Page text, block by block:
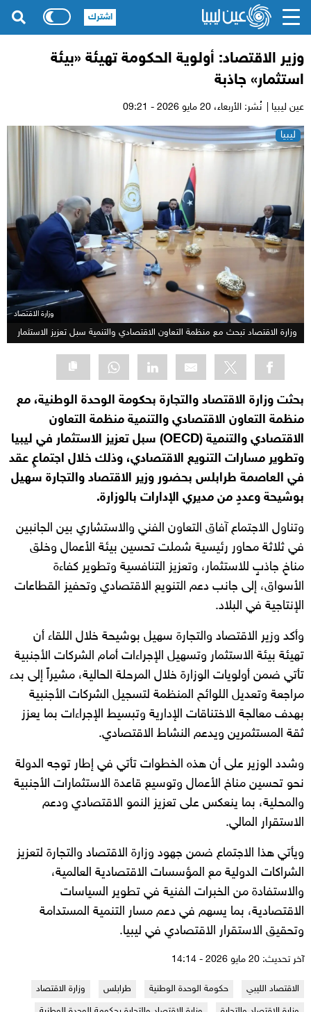
وزير الاقتصاد: أولوية الحكومة تهيئة «بيئة
استثمار» جاذبة
عين ليبيا | نُشر: الأربعاء،
ليبيا
وزارة الاقتصاد
وزارة الاقتصاد تبحث مع منظمة التعاون الاقتصادي والتنمية سبل تعزيز الاستثمار
بحثت وزارة الاقتصاد والتجارة بحكومة الوحدة الوطنية، مع
منظمة التعاون الاقتصادي والتنمية منظمة التعاون
الاقتصادي والتنمية (OECD) سبل تعزيز الاستثمار في ليبيا
وتطوير مسارات التنويع الاقتصادي، وذلك خلال اجتماعٍ عقد
في العاصمة طرابلس بحضور وزير الاقتصاد والتجارة سهيل
بوشيحة وعددٍ من مديري الإدارات بالوزارة.
وتناول الاجتماع آفاق التعاون الفني والاستشاري بين الجانبين
في ثلاثة محاور رئيسية شملت تحسين بيئة الأعمال وخلق
مناخٍ جاذبٍ للاستثمار، وتعزيز التنافسية وتطوير كفاءة
الأسواق، إلى جانب دعم التنويع الاقتصادي وتحفيز القطاعات
الإنتاجية في البلاد.
وأكد وزير الاقتصاد والتجارة سهيل بوشيحة خلال اللقاء أن
تهيئة بيئة الاستثمار وتسهيل الإجراءات أمام الشركات الأجنبية
تأتي ضمن أولويات الوزارة خلال المرحلة الحالية، مشيراً إلى بدء
مراجعة وتعديل اللوائح المنظمة لتسجيل الشركات الأجنبية
بهدف معالجة الاختناقات الإدارية وتبسيط الإجراءات بما يعزز
ثقة المستثمرين ويدعم النشاط الاقتصادي.
وشدد الوزير على أن هذه الخطوات تأتي في إطار توجه الدولة
نحو تحسين مناخ الأعمال وتوسيع قاعدة الاستثمارات الأجنبية
والمحلية، بما ينعكس على تعزيز النمو الاقتصادي ودعم
الاستقرار المالي.
ويأتي هذا الاجتماع ضمن جهود وزارة الاقتصاد والتجارة لتعزيز
الشراكات الدولية مع المؤسسات الاقتصادية العالمية،
والاستفادة من الخبرات الفنية في تطوير السياسات
الاقتصادية، بما يسهم في دعم مسار التنمية المستدامة
وتحقيق الاستقرار الاقتصادي في ليبيا.
آخر تحديث: 20 مايو 2026 - 14:14
الاقتصاد الليبي حكومة الوحدة الوطنية طرابلس
وزارة الاقتصاد
اشترك